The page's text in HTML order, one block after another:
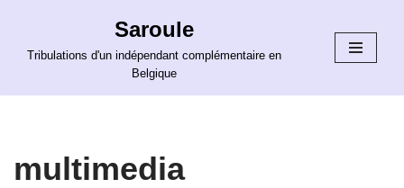
Aller
Saroule
Tribulations d'un indépendant complémentaire en
Belgique
multimedia